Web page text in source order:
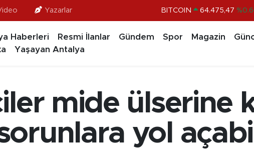
Yazarlar DOLAR 47,5986
BITCOIN 64.475,47
Haberleri Resmi İlanlar Gündem Spor Magazin
Yaşayan Antalya
mide ülserine
yol